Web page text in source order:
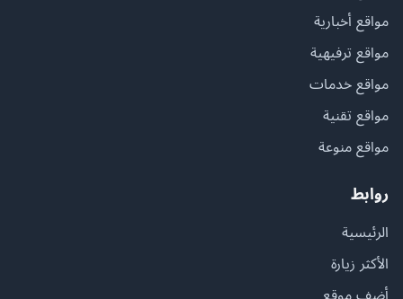
مواقع أخبارية
مواقع ترفيهية
مواقع خدمات
مواقع تقنية
مواقع منوعة
روابط
الرئيسية
الأكثر زيارة
أضف موقع